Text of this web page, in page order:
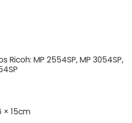
Ricoh: MP 2554SP, MP 3054SP,
× 15cm